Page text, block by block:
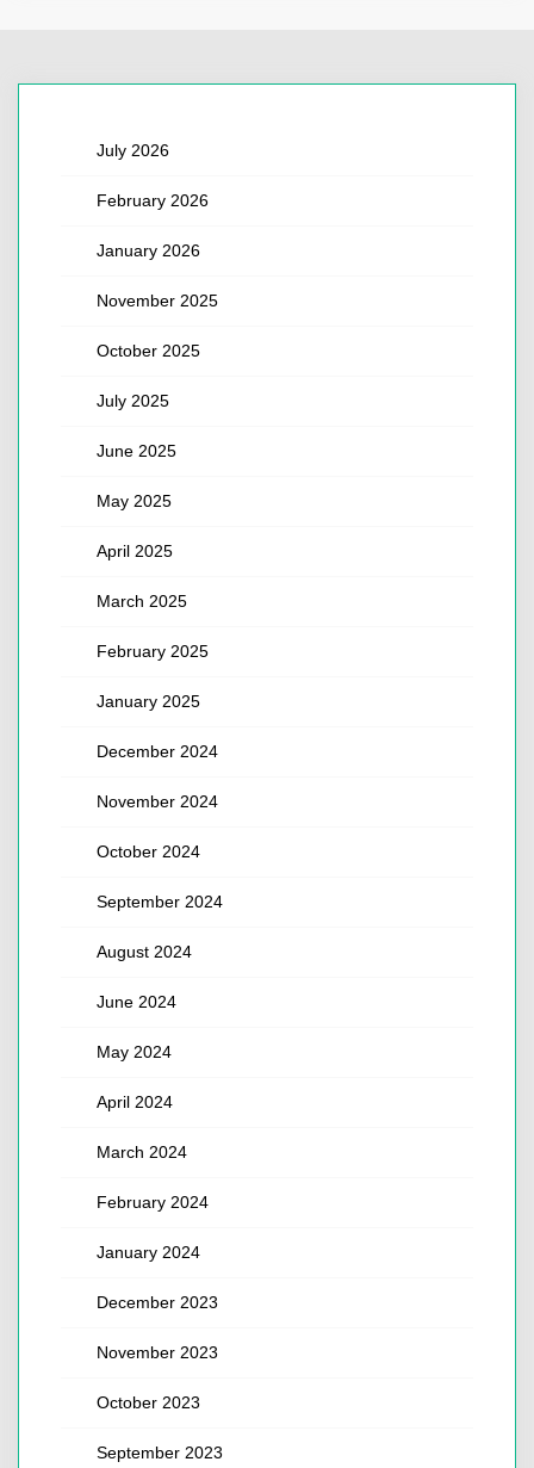
July 2026
February 2026
January 2026
November 2025
October 2025
July 2025
June 2025
May 2025
April 2025
March 2025
February 2025
January 2025
December 2024
November 2024
October 2024
September 2024
August 2024
June 2024
May 2024
April 2024
March 2024
February 2024
January 2024
December 2023
November 2023
October 2023
September 2023